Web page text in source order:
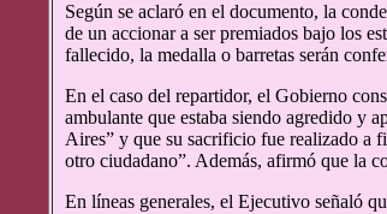
Según se aclaró en el documento, la
de un accionar a ser premiados bajo los
fallecido, la medalla o barretas serán
En el caso del repartidor, el Gobierno
ambulante que estaba siendo agredido y
Aires” y que su sacrificio fue realizado a
otro ciudadano”. Además, afirmó que la
En líneas generales, el Ejecutivo señaló